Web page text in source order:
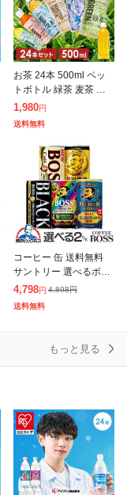
お茶 24本 500ml ペッ
トボトル 緑茶 麦茶 烏
龍茶 ルイボスティー ほ
うじ茶 ジャスミンティ
ー [代引不可] 全6種類
1,980円
送料無料
コーヒー 缶 送料無料
サントリー 選べるボス
BOSS 缶コーヒー 缶 18
5g×2ケース/60本『ES
H』
4,798円 4,898円
送料無料
もっと見る